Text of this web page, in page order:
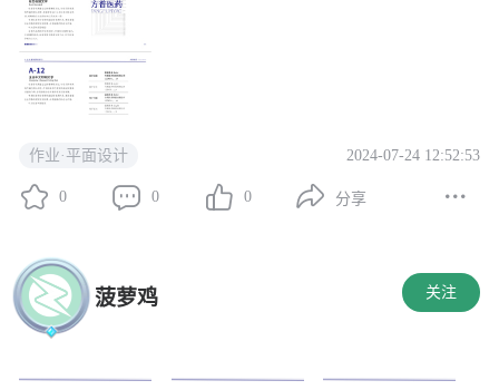
作业·平面设计 2024-07-24 12:52:53
0 0 0 分享
菠萝鸡 关注